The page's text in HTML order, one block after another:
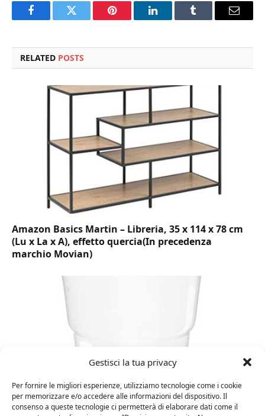
Gestisci la tua privacy
Per fornire le migliori esperienze, utilizziamo tecnologie come i cookie
per memorizzare e/o accedere alle informazioni del dispositivo. Il
consenso a queste tecnologie ci permetterà di elaborare dati come il
FacebookTwitter Pinterest LinkedInTumblr Email
RELATED POSTS
Amazon Basics Martin – Libreria, 35 x 114 x 78 cm
(Lu x La x A), effetto quercia(In precedenza
marchio Movian)